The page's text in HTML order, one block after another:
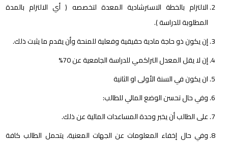
الالتزام بالخطة الاسترشادية المعدة لتخصصه ( أي الالتزام بالمدة
المطلوبة للدراسة ).
إن يكون ذو حاجة مادية حقيقية وفعلية للمنحة وأن يقدم ما يثبت ذلك.
إن لا يقل المعدل التراكمي للدراسة الجامعية عن 70%
ان يكون في السنة الأولى او الثانية
وفي حال تحسن الوضع المالي للطالب:
على الطالب أن يخبر وحدة المساعدات المالية عن ذلك.
وفي حال إخفاء المعلومات عن الجهات المعنية، يتحمل الطالب كافة